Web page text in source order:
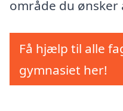
område du ønsker
Få hjælp til alle
gymnasiet her!